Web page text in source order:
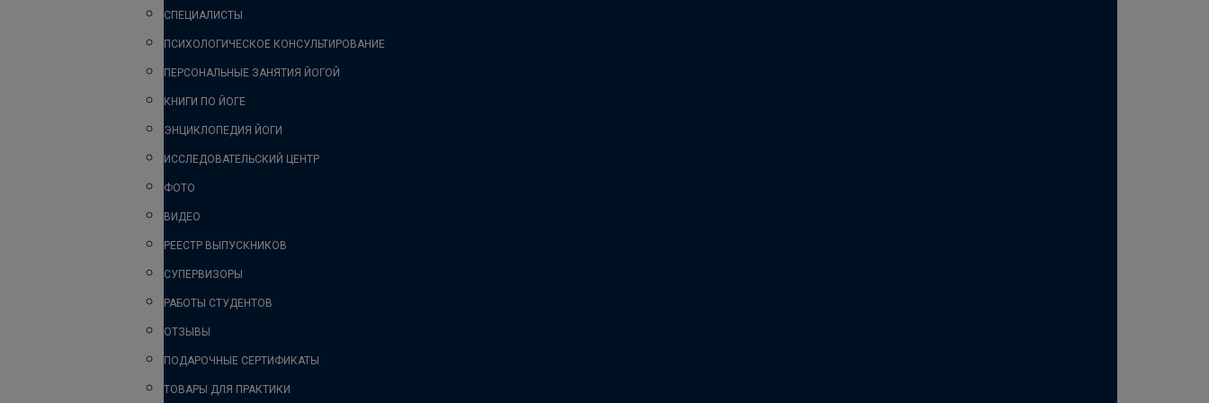
СПЕЦИАЛИСТЫ
ПСИХОЛОГИЧЕСКОЕ КОНСУЛЬТИРОВАНИЕ
ПЕРСОНАЛЬНЫЕ ЗАНЯТИЯ ЙОГОЙ
КНИГИ ПО ЙОГЕ
ЭНЦИКЛОПЕДИЯ ЙОГИ
ИССЛЕДОВАТЕЛЬСКИЙ ЦЕНТР
ФОТО
ВИДЕО
РЕЕСТР ВЫПУСКНИКОВ
СУПЕРВИЗОРЫ
РАБОТЫ СТУДЕНТОВ
ОТЗЫВЫ
ПОДАРОЧНЫЕ СЕРТИФИКАТЫ
ТОВАРЫ ДЛЯ ПРАКТИКИ